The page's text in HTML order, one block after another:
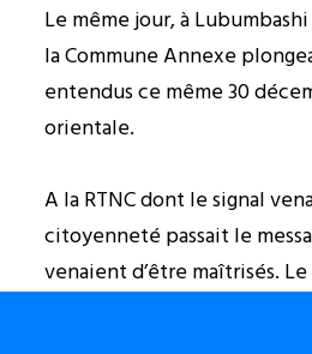
Le même jour, à
la Commune Annexe
entendus ce même 30
orientale.
A la RTNC dont le signal
citoyenneté passait le
venaient d’être maîtrisés.